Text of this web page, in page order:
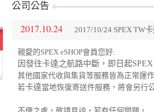
公司公告
2017.10.24 2017/10/24 SPEX TW
親愛的SPEX eSHOP會員您好:
因發往卡達之航路中斷，即日起
其他國家代收與集貨等服務皆為正常運
若卡達當地恢復寄送件服務，將會另行